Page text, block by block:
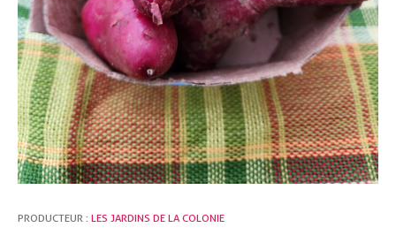
PRODUCTEUR :LES JARDINS DE LA COLONIE